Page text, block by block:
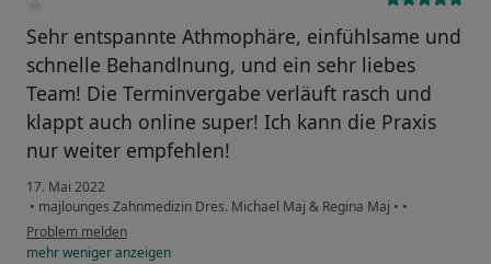
Sehr entspannte Athmophäre, einfühlsame und
schnelle Behandlnung, und ein sehr liebes
Team! Die Terminvergabe verläuft rasch und
klappt auch online super! Ich kann die Praxis
nur weiter empfehlen!
17. Mai 2022
• majlounges Zahnmedizin Dres. Michael Maj & Regina Maj • •
Problem melden
mehrwenigeranzeigen